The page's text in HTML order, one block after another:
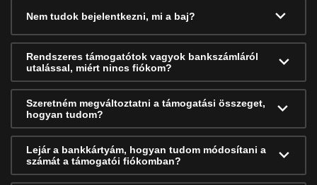
Nem tudok bejelentkezni, mi a baj?
Rendszeres támogatótok vagyok bankszámláról
utalással, miért nincs fiókom?
Szeretném megváltoztatni a támogatási összeget,
hogyan tudom?
Lejár a bankkártyám, hogyan tudom módosítani a
számát a támogatói fiókomban?